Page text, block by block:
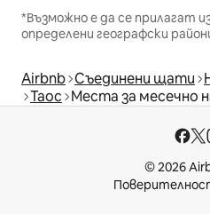
*Възможно е да се прилагат
определени географски
Airbnb Съединени щати
Таос Места за месечно
© 2026